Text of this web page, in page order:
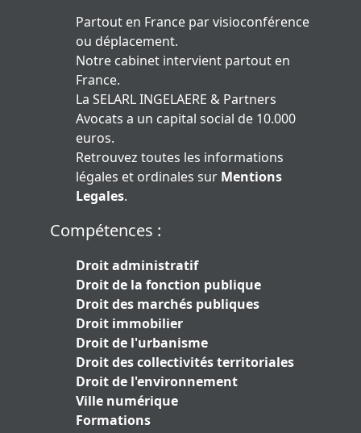
Partout en France par visioconférence
ou déplacement.
Notre cabinet intervient partout en
France.
La SELARL INGELAERE & Partners
Avocats a un capital social de 10.000
euros.
Retrouvez toutes les informations
légales et ordinales sur Mentions
Legales.
Compétences :
Droit administratif
Droit de la fonction publique
Droit des marchés publiques
Droit immobilier
Droit de l'urbanisme
Droit des collectivités territoriales
Droit de l'environnement
Ville numérique
Formations